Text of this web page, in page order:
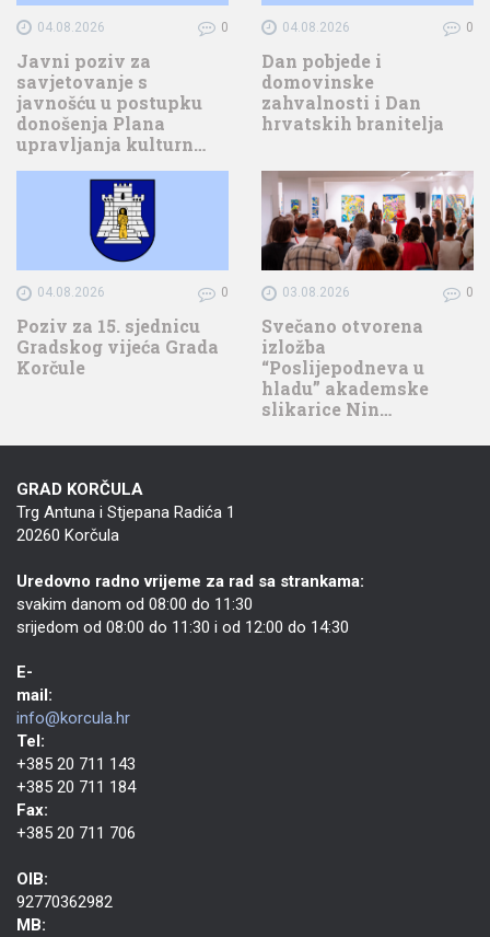
04.08.2026 0
Javni poziv za
savjetovanje s
javnošću u postupku
donošenja Plana
upravljanja kulturn…
04.08.2026 0
Dan pobjede i
domovinske
zahvalnosti i Dan
hrvatskih branitelja
04.08.2026 0
Poziv za 15. sjednicu
Gradskog vijeća Grada
Korčule
03.08.2026 0
Svečano otvorena
izložba
“Poslijepodneva u
hladu” akademske
slikarice Nin…
GRAD KORČULA
Trg Antuna i Stjepana Radića 1
20260 Korčula
Uredovno radno vrijeme za rad sa strankama:
svakim danom od 08:00 do 11:30
srijedom od 08:00 do 11:30 i od 12:00 do 14:30
E-
mail:
info@korcula.hr
Tel:
+385 20 711 143
+385 20 711 184
Fax:
+385 20 711 706
OIB:
92770362982
MB: